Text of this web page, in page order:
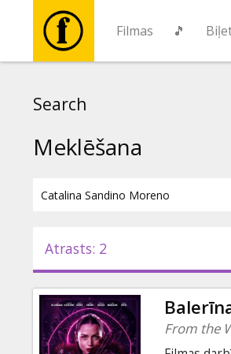
Filmas 🎵
Pasākumi
Ziņas
Search
Meklēšana
Atrasts: 2
From the